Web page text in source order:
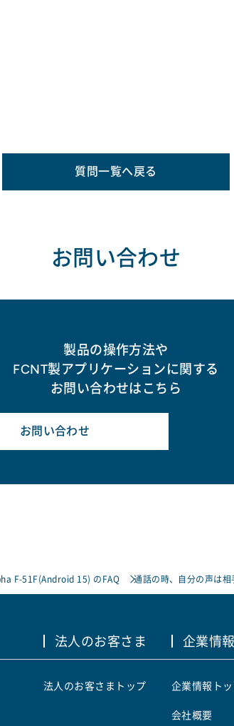
質問一覧へ戻る
お問い合わせ
製品の操作方法や
FCNT製アプリケーションに関する
お問い合わせはこちら
お問い合わせ
F-51F(Android 15) のFAQ 通話の時、自分の声は
法人のお客さま
法人のお客さまトップ
企業情報
企業情報ト
会社概要